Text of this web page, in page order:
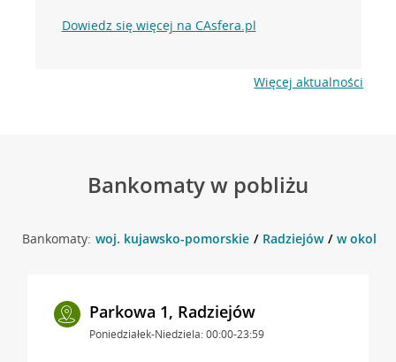
Dowiedz się więcej na CAsfera.pl
Więcej aktualności
Bankomaty w pobliżu
Bankomaty: woj. kujawsko-pomorskie Radziejów w okolicy
Parkowa 1, Radziejów
Poniedziałek-Niedziela: 00:00-23:59